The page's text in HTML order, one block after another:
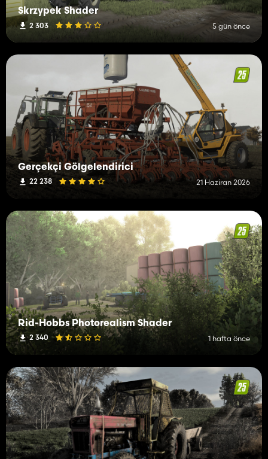
Skrzypek Shader
2 303 5 gün önce
Gerçekçi Gölgelendirici
22 238 21 Haziran 2026
Rid-Hobbs Photorealism Shader
2 340 1 hafta önce